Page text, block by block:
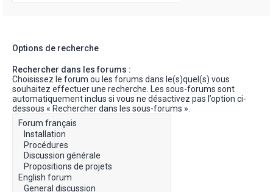
Options de recherche
Rechercher dans les forums :
Choisissez le forum ou les forums dans le(s)quel(s) vous
souhaitez effectuer une recherche. Les sous-forums sont
automatiquement inclus si vous ne désactivez pas l’option ci-
dessous « Rechercher dans les sous-forums ».